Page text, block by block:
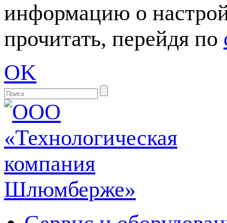
информацию о
прочитать, перейдя по
OK